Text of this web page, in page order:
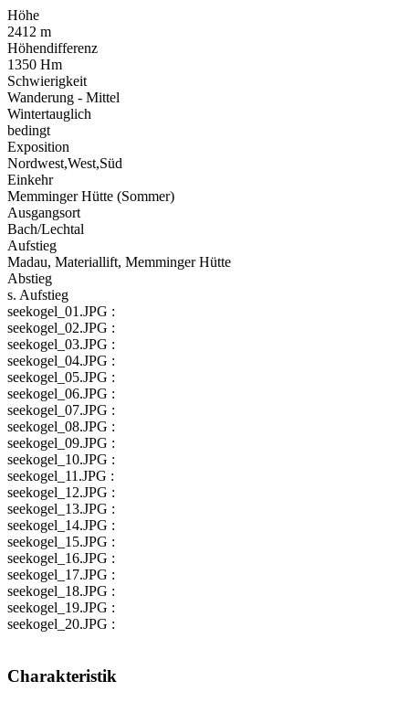
Höhe
2412 m
Höhendifferenz
1350 Hm
Schwierigkeit
Wanderung - Mittel
Wintertauglich
bedingt
Exposition
Nordwest,West,Süd
Einkehr
Memminger Hütte (Sommer)
Ausgangsort
Bach/Lechtal
Aufstieg
Madau, Materiallift, Memminger Hütte
Abstieg
s. Aufstieg
seekogel_01.JPG :
seekogel_02.JPG :
seekogel_03.JPG :
seekogel_04.JPG :
seekogel_05.JPG :
seekogel_06.JPG :
seekogel_07.JPG :
seekogel_08.JPG :
seekogel_09.JPG :
seekogel_10.JPG :
seekogel_11.JPG :
seekogel_12.JPG :
seekogel_13.JPG :
seekogel_14.JPG :
seekogel_15.JPG :
seekogel_16.JPG :
seekogel_17.JPG :
seekogel_18.JPG :
seekogel_19.JPG :
seekogel_20.JPG :
Charakteristik